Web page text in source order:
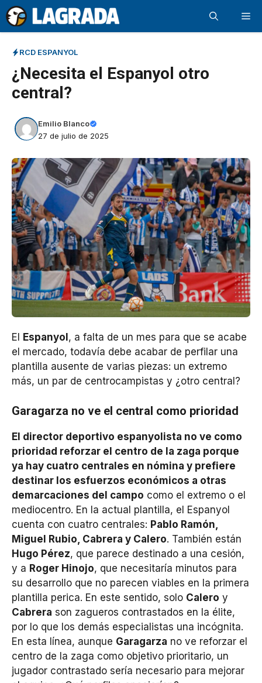
Saltar
al
contenido
RCD ESPANYOL
¿Necesita el Espanyol otro
central?
Emilio Blanco
27 de julio de 2025
El Espanyol , a falta de un mes para que se acabe
el mercado, todavía debe acabar de perfilar una
plantilla ausente de varias piezas: un extremo
más, un par de centrocampistas y ¿otro central?
Garagarza no ve el central como prioridad
El director deportivo espanyolista no ve como
prioridad reforzar el centro de la zaga porque
ya hay cuatro centrales en nómina y prefiere
destinar los esfuerzos económicos a otras
demarcaciones del campo como el extremo o el
mediocentro. En la actual plantilla, el Espanyol
cuenta con cuatro centrales: Pablo Ramón,
Miguel Rubio, Cabrera y Calero. También están
Hugo Pérez, que parece destinado a una cesión,
y a Roger Hinojo, que necesitaría minutos para
su desarrollo que no parecen viables en la primera
plantilla perica. En este sentido, solo Calero y
Cabrera son zagueros contrastados en la élite,
por lo que los demás especialistas una incógnita.
En esta línea, aunque Garagarza no ve reforzar el
centro de la zaga como objetivo prioritario, un
jugador contrastado sería necesario para mejorar